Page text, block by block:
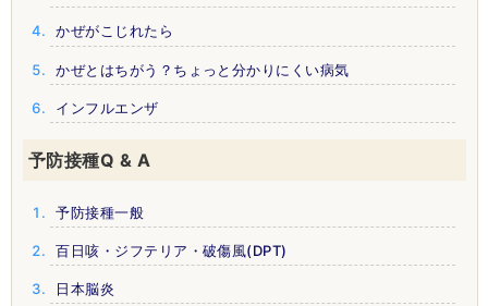
かぜがこじれたら
かぜとはちがう？ちょっと分かりにくい病気
インフルエンザ
予防接種Q & A
予防接種一般
百日咳・ジフテリア・破傷風(DPT)
日本脳炎